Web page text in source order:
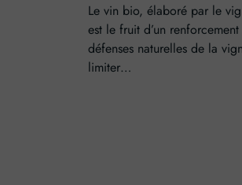
Le vin bio, élaboré par le
est le fruit d’un
défenses naturelles de la
limiter…